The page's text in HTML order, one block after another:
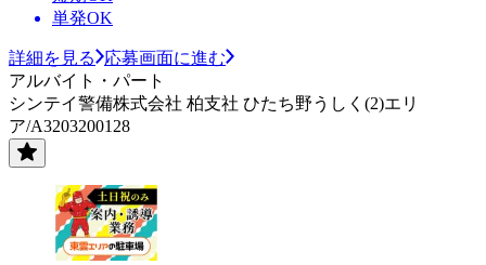
単発OK
詳細を見る
応募画面に進む
アルバイト・パート
シンテイ警備株式会社 柏支社 ひたち野うしく(2)エリ
ア/A3203200128